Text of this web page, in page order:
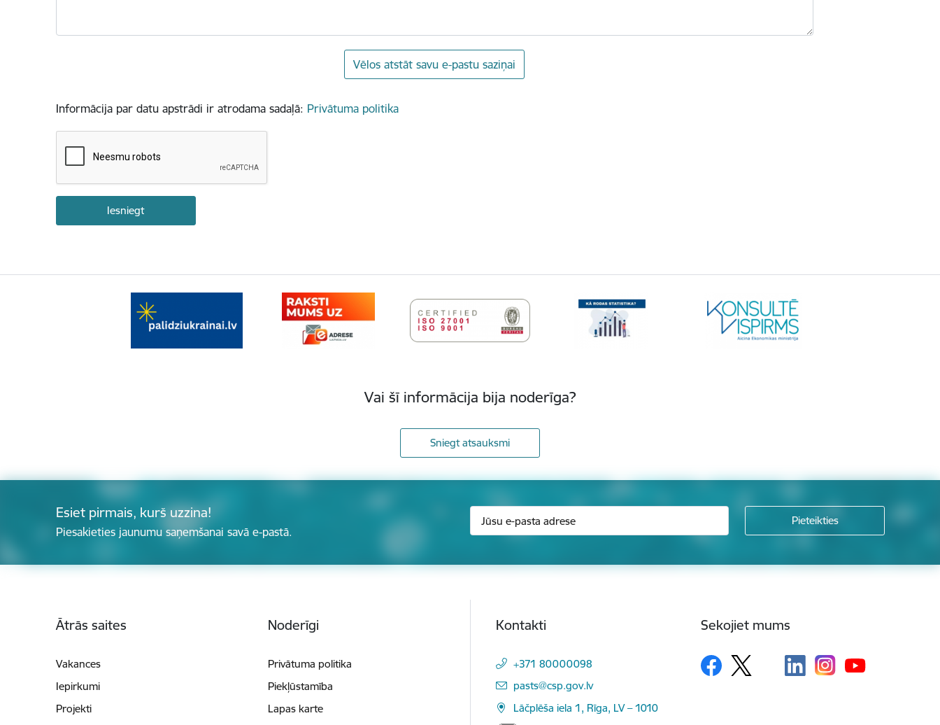
Vēlos atstāt savu e-pastu saziņai
Informācija par datu apstrādi ir atrodama sadaļā: Privātuma politika
Vai šī informācija bija noderīga?
Sniegt atsauksmi
Esiet pirmais, kurš uzzina!
Piesakieties jaunumu saņemšanai savā e-pastā.
Ātrās saites
Vakances
Iepirkumi
Projekti
Noderīgi
Privātuma politika
Piekļūstamība
Lapas karte
Kontakti
+371 80000098
E-pasts:
pasts@csp.gov.lv
Lāčplēša iela 1, Rīga, LV – 1010
Sekojiet mums